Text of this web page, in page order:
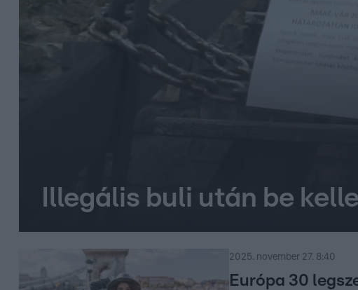
Illegális buli után be
2025. november 27. 8:40
Európa 30